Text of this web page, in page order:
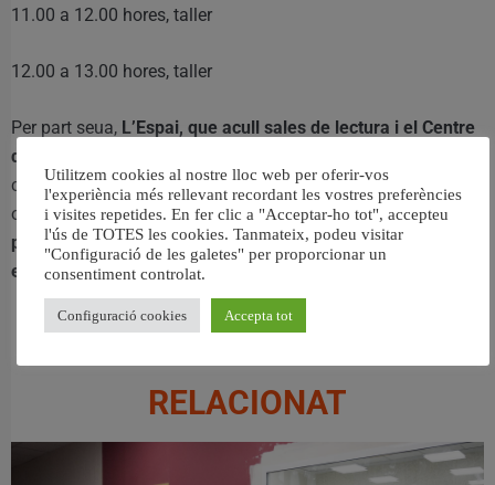
11.00 a 12.00 hores, taller
12.00 a 13.00 hores, taller
Per part seua, L’Espai, que acull sales de lectura i el Centre
d’Informació Juvenil (CIJ)
ciutadà necessita de la sala d’ordinador, connexió a internet
o qualsevol dels seus serveis. Durant aquesta setmana
paralitzen la seua activitat formativa i lúdica, però l’espai
està obert per a fer ús d’aquest.
RELACIONAT
Utilitzem cookies al nostre lloc web per oferir-vos
l'experiència més rellevant recordant les vostres preferències
i visites repetides. En fer clic a "Acceptar-ho tot", accepteu
l'ús de TOTES les cookies. Tanmateix, podeu visitar
"Configuració de les galetes" per proporcionar un
consentiment controlat.
Configuració cookies Accepta tot